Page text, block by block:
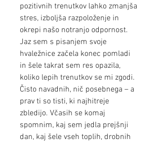
pozitivnih trenutkov lahko zmanjša
stres, izboljša razpoloženje in
okrepi našo notranjo odpornost.
Jaz sem s pisanjem svoje
hvaležnice začela konec pomladi
in šele takrat sem res opazila,
koliko lepih trenutkov se mi zgodi.
Čisto navadnih, nič posebnega – a
prav ti so tisti, ki najhitreje
zbledijo. Včasih se komaj
spomnim, kaj sem jedla prejšnji
dan, kaj šele vseh toplih, drobnih